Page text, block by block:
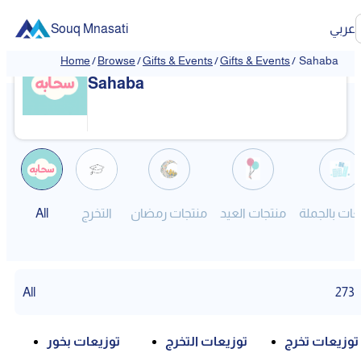
Souq Mnasati عربي
Home/Browse/Gifts & Events/Gifts & Events/ Sahaba
❮ ❯
Sahaba
All التخرج منتجات رمضان منتجات العيد بالجملة
All 273
توزيعات بخور توزيعات التخرج توزيعات تخرج